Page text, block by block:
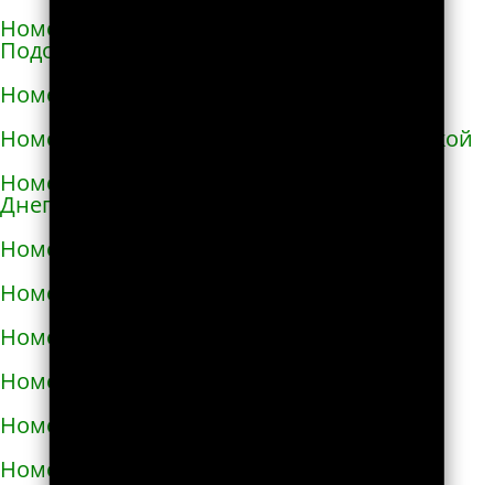
Номера телефонов такси в Каменце-
Подольском
Номера телефонов такси в Каменке
Номера телефонов такси в Каменке-Бугской
Номера телефонов такси в Каменке-
Днепровской
Номера телефонов такси в Каменском
Номера телефонов такси в Каневе
Номера телефонов такси в Карловке
Номера телефонов такси в Каховке
Номера телефонов такси в Киверцах
Номера телефонов такси в Киеве